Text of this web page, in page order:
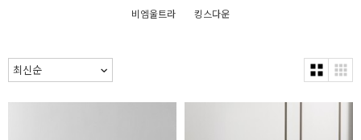
비엠울트라
킹스다운